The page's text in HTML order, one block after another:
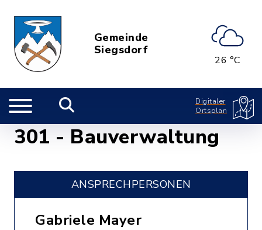
Gemeinde
Siegsdorf
26 °C
Digitaler
Ortsplan
301 - Bauverwaltung
ANSPRECHPERSONEN
Gabriele Mayer